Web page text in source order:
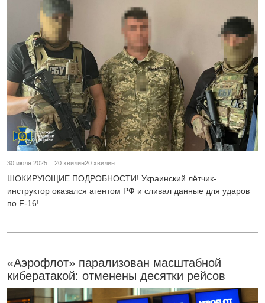
30 июля 2025 :: 20 хвилин20 хвилин
ШОКИРУЮЩИЕ ПОДРОБНОСТИ! Украинский лётчик-
инструктор оказался агентом РФ и сливал данные для ударов
по F-16!
«Аэрофлот» парализован масштабной
кибератакой: отменены десятки рейсов